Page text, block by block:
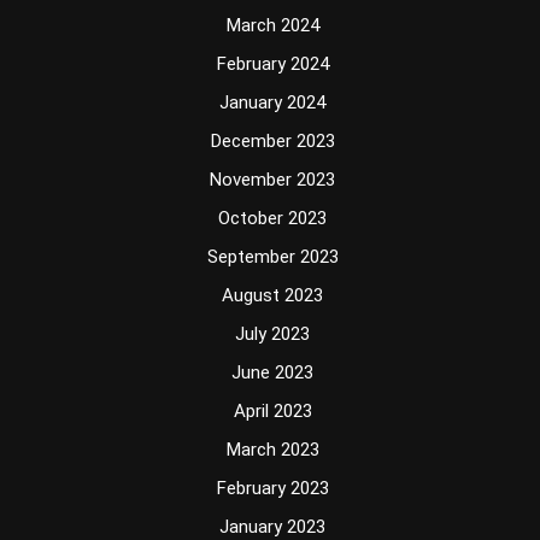
March 2024
February 2024
January 2024
December 2023
November 2023
October 2023
September 2023
August 2023
July 2023
June 2023
April 2023
March 2023
February 2023
January 2023